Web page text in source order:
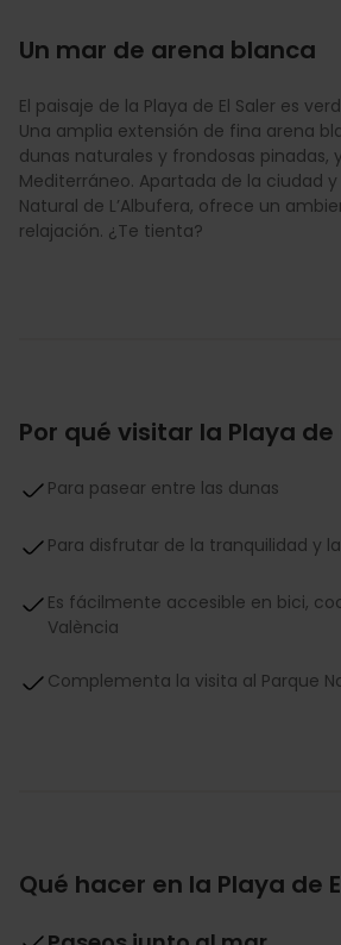
Un mar de arena blanca
El paisaje de la Playa de El Saler es
Una amplia extensión de fina arena
dunas naturales y frondosas pinadas,
Mediterráneo. Apartada de la ciudad
Natural de L’Albufera, ofrece un
relajación. ¿Te tienta?
Por qué visitar la Playa de
Para pasear entre las dunas
Para disfrutar de la tranquilidad y
Es fácilmente accesible en bici,
València
Complementa la visita al Parque
Qué hacer en la Playa de